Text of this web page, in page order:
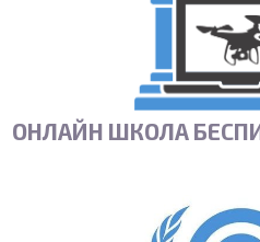
ОНЛАЙН ШКОЛА